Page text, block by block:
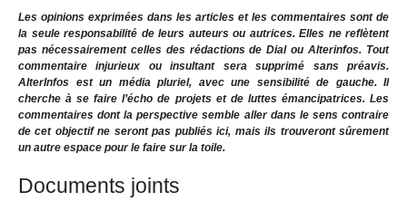
Les opinions exprimées dans les articles et les commentaires sont de
la seule responsabilité de leurs auteurs ou autrices. Elles ne reflètent
pas nécessairement celles des rédactions de Dial ou Alterinfos. Tout
commentaire injurieux ou insultant sera supprimé sans préavis.
AlterInfos est un média pluriel, avec une sensibilité de gauche. Il
cherche à se faire l’écho de projets et de luttes émancipatrices. Les
commentaires dont la perspective semble aller dans le sens contraire
de cet objectif ne seront pas publiés ici, mais ils trouveront sûrement
un autre espace pour le faire sur la toile.
Documents joints